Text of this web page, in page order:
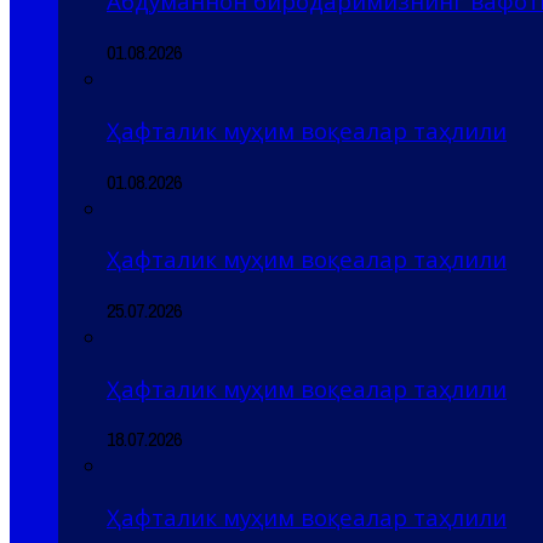
01.08.2026
Ҳафталик муҳим воқеалар таҳлили
01.08.2026
Ҳафталик муҳим воқеалар таҳлили
25.07.2026
Ҳафталик муҳим воқеалар таҳлили
18.07.2026
Ҳафталик муҳим воқеалар таҳлили